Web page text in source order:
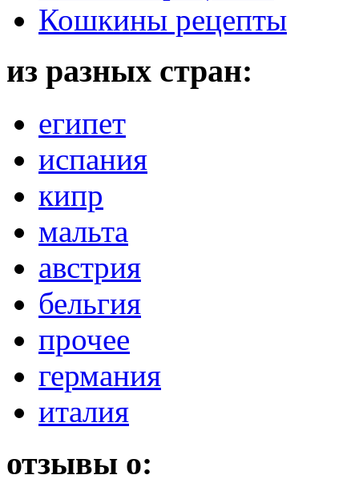
Кошкины рецепты
из разных стран:
египет
испания
кипр
мальта
австрия
бельгия
прочее
германия
италия
отзывы о: